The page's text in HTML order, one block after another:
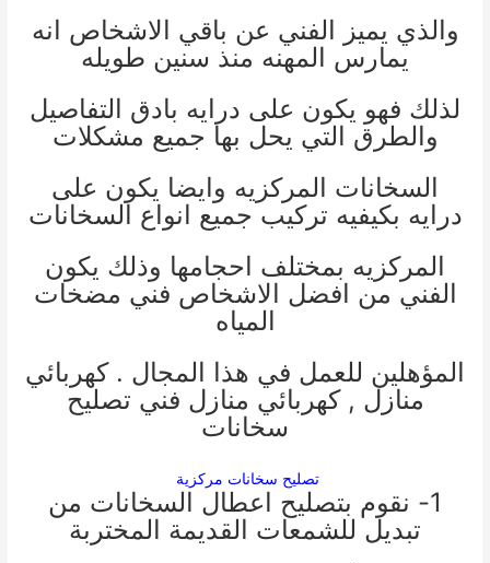
والذي يميز الفني عن باقي الاشخاص انه
يمارس المهنه منذ سنين طويله
لذلك فهو يكون على درايه بادق التفاصيل
والطرق التي يحل بها جميع مشكلات
السخانات المركزيه وايضا يكون على
درايه بكيفيه تركيب جميع انواع السخانات
المركزيه بمختلف احجامها وذلك يكون
الفني من افضل الاشخاص فني مضخات
المياه
المؤهلين للعمل في هذا المجال .كهربائي
منازل ,كهربائي منازل فني تصليح
سخانات
تصليح سخانات مركزية
1- نقوم بتصليح اعطال السخانات من
تبديل للشمعات القديمة المختربة